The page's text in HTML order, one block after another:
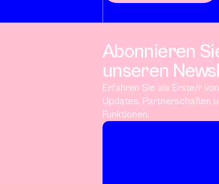
Abonnieren
unseren
Erfahren Sie als Erste/r
Updates, Partnerschaften
Funktionen.